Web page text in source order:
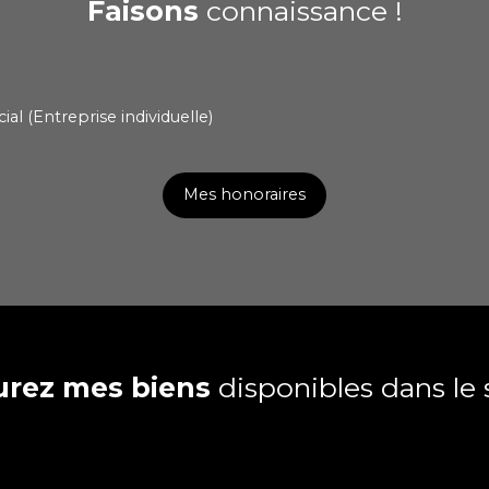
Faisons connaissance !
(Entreprise individuelle)
Mes honoraires
mes biens disponibles dans le